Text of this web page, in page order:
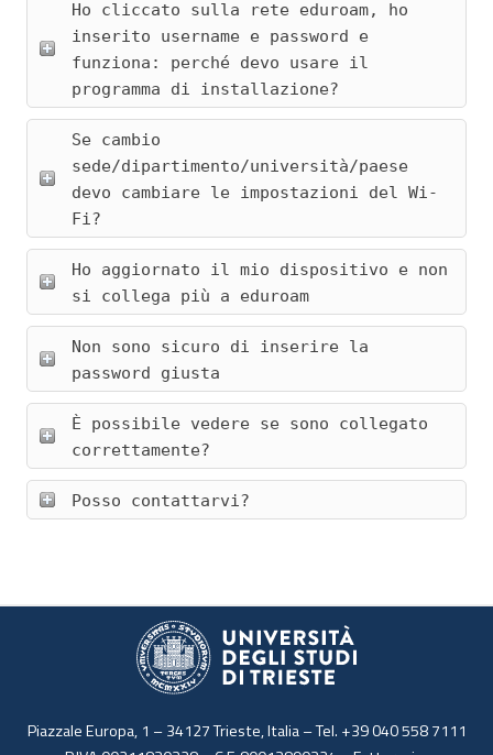
Ho cliccato sulla rete eduroam, ho
inserito username e password e
funziona: perché devo usare il
programma di installazione?
Se cambio
sede/dipartimento/università/paese
devo cambiare le impostazioni del Wi-
Fi?
Ho aggiornato il mio dispositivo e non
si collega più a eduroam
Non sono sicuro di inserire la
password giusta
È possibile vedere se sono collegato
correttamente?
Posso contattarvi?
Piazzale Europa, 1 – 34127 Trieste, Italia – Tel. +39 040 558 7111